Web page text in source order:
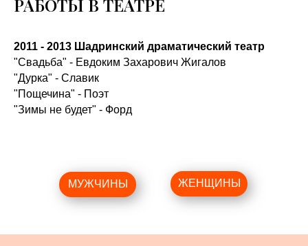
РАБОТЫ В ТЕАТРЕ
2011 - 2013 Шадринский драматический театр
"Свадьба" - Евдоким Захарович Жигалов
"Дурка" - Славик
"Пощечина" - Поэт
"Зимы не будет" - Форд
ЖЕНЩИНЫ
МУЖЧИНЫ